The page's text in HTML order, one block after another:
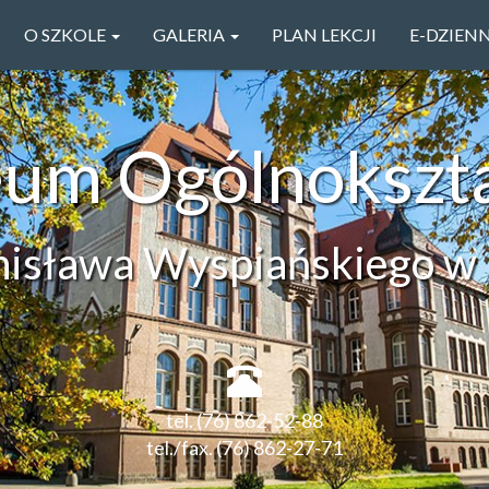
O SZKOLE GALERIA PLAN LEKCJI E-
Wyspiańskiego w
tel. (76) 862-52-88
tel./fax. (76) 862-27-71